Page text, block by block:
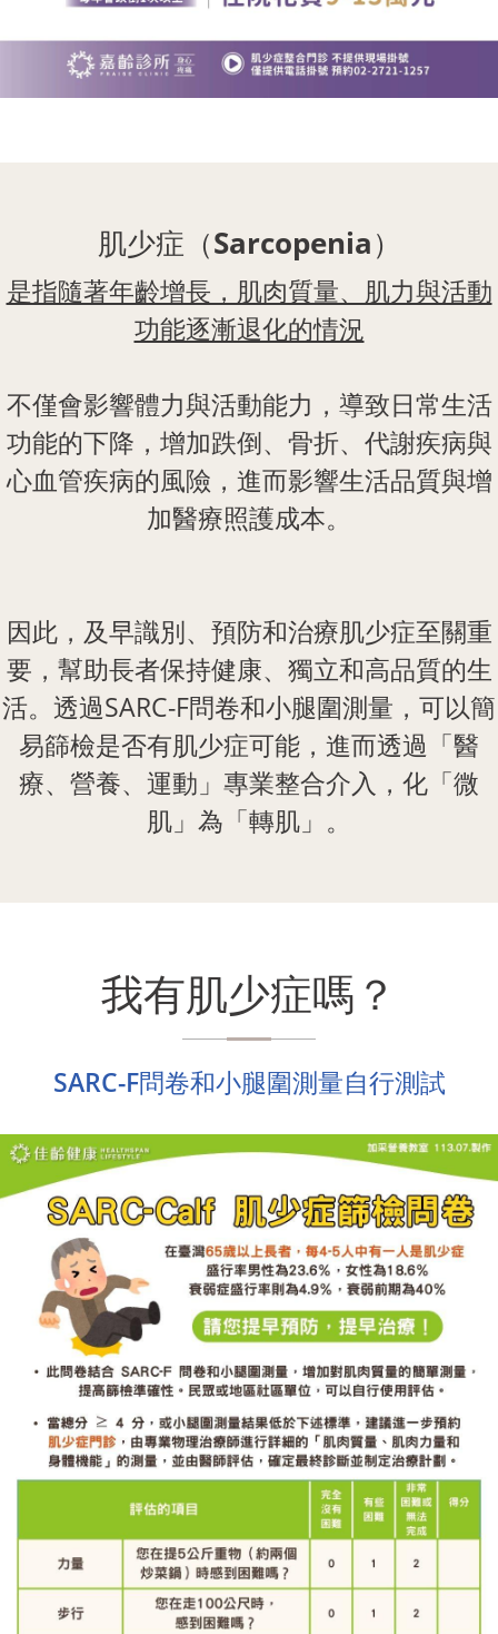
肌少症（Sarcopenia）
是指隨著年齡增長，肌肉質量、肌力與活動
功能逐漸退化的情況
不僅會影響體力與活動能力，導致日常生活
功能的下降，增加跌倒、骨折、代謝疾病與
心血管疾病的風險，進而影響生活品質與增
加醫療照護成本。
因此，及早識別、預防和治療肌少症至關重
要，幫助長者保持健康、獨立和高品質的生
活。透過SARC-F問卷和小腿圍測量，可以簡
易篩檢是否有肌少症可能，進而透過「醫
療、營養、運動」專業整合介入，化「微
肌」為「轉肌」。
我有肌少症嗎？
SARC-F問卷和小腿圍測量自行測試